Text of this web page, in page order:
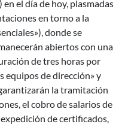
el día de hoy, plasmadas
en torno a la
donde se
abiertos con una
de tres horas por
equipos de dirección» y
la tramitación
el cobro de salarios de
de certificados,